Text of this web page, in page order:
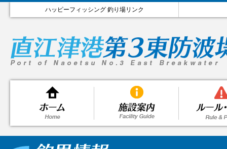
ハッピーフィッシング 釣り場リンク